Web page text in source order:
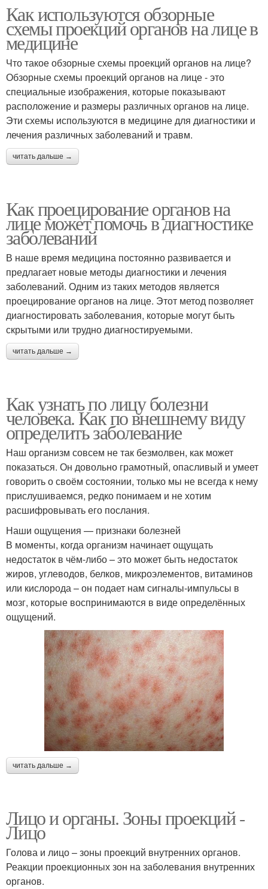
Связь с органами Области на лице
Прыщи на лице Печени на лице
Как используются обзорные
схемы проекций органов на лице в
медицине
Что такое обзорные схемы проекций органов на лице?
Обзорные схемы проекций органов на лице - это
специальные изображения, которые показывают
расположение и размеры различных органов на лице.
Эти схемы используются в медицине для диагностики и
лечения различных заболеваний и травм.
читать дальше →
Как проецирование органов на
лице может помочь в диагностике
заболеваний
В наше время медицина постоянно развивается и
предлагает новые методы диагностики и лечения
заболеваний. Одним из таких методов является
проецирование органов на лице. Этот метод позволяет
диагностировать заболевания, которые могут быть
скрытыми или трудно диагностируемыми.
читать дальше →
Как узнать по лицу болезни
человека. Как по внешнему виду
определить заболевание
Наш организм совсем не так безмолвен, как может
показаться. Он довольно грамотный, опасливый и умеет
говорить о своём состоянии, только мы не всегда к нему
прислушиваемся, редко понимаем и не хотим
расшифровывать его послания.
Наши ощущения — признаки болезней
В моменты, когда организм начинает ощущать
недостаток в чём-либо – это может быть недостаток
жиров, углеводов, белков, микроэлементов, витаминов
или кислорода – он подает нам сигналы-импульсы в
мозг, которые воспринимаются в виде определённых
ощущений.
читать дальше →
Лицо и органы. Зоны проекций -
Лицо
Голова и лицо – зоны проекций внутренних органов.
Реакции проекционных зон на заболевания внутренних
органов.